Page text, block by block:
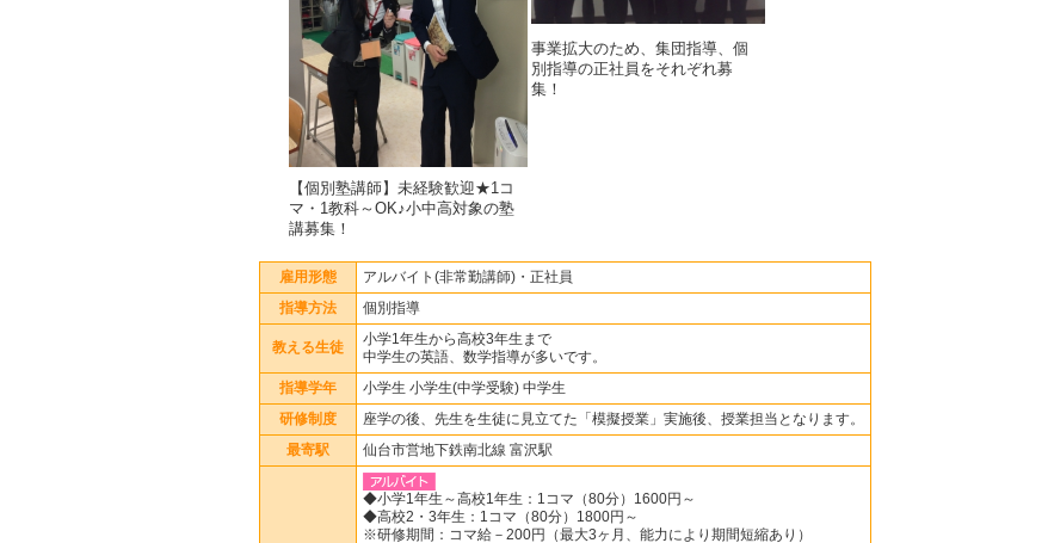
【個別塾講師】未経験歓迎★1コ
マ・1教科～OK♪小中高対象の塾
講募集！
事業拡大のため、集団指導、個
別指導の正社員をそれぞれ募
集！
雇用形態 アルバイト(非常勤講師)・正社員
指導方法 個別指導
教える生徒
小学1年生から高校3年生まで
中学生の英語、数学指導が多いです。
指導学年 小学生 小学生(中学受験) 中学生
研修制度 座学の後、先生を生徒に見立てた「模擬授業」実施後、授業担当となります。
最寄駅 仙台市営地下鉄南北線 富沢駅
◆小学1年生～高校1年生：1コマ（80分）1600円～
◆高校2・3年生：1コマ（80分）1800円～
※研修期間：コマ給－200円（最大3ヶ月、能力により期間短縮あり）